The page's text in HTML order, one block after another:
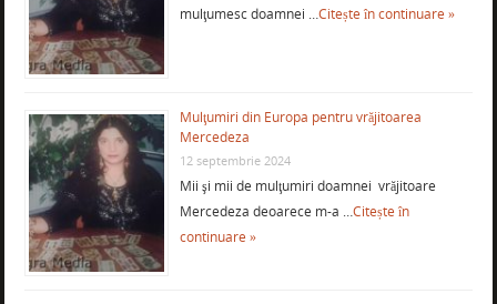
mulţumesc doamnei …Citește în continuare »
Mulţumiri din Europa pentru vrăjitoarea
Mercedeza
12 septembrie 2024
Mii şi mii de mulţumiri doamnei vrăjitoare
Mercedeza deoarece m-a …Citește în
continuare »